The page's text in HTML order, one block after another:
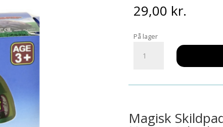
29,00 kr.
På lager
Magisk